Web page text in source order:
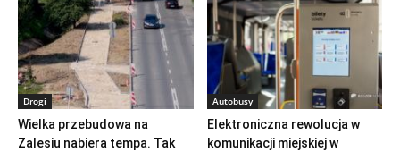
Drogi
Wielka przebudowa na
Zalesiu nabiera tempa. Tak
Autobusy
Elektroniczna rewolucja w
komunikacji miejskiej w